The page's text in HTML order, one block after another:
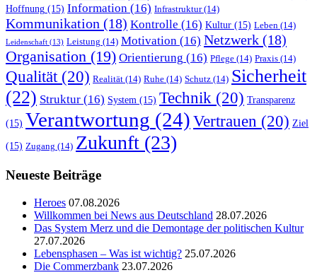
Hoffnung (15) Information (16) Infrastruktur(14)
Kommunikation (18) Kontrolle (16) Kultur (15) Leben (14)
Leidenschaft (13) Leistung (14) Motivation (16) Netzwerk (18)
Organisation (19) Orientierung (16) Pflege (14) Praxis (14)
Qualität(20) Realität (14) Ruhe (14) Schutz (14) Sicherheit
(22) Struktur (16) System (15) Technik (20) Transparenz
(15) Verantwortung (24)Vertrauen (20) Ziel
(15) Zugang (14) Zukunft (23)
Neueste Beiträge
Heroes 07.08.2026
Willkommen bei News aus Deutschland 28.07.2026
Das System Merz und die Demontage der politischen Kultur
27.07.2026
Lebensphasen – Was ist wichtig? 25.07.2026
Die Commerzbank 23.07.2026